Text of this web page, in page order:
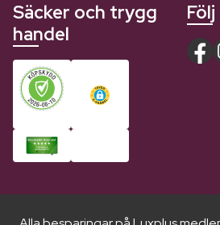
Säcker och trygg
handel